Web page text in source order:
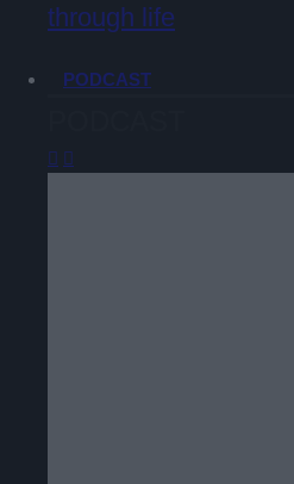
through life
PODCAST